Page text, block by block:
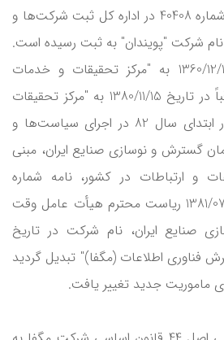
تاریخ 1360/02/09 تحت شماره 40408 در اداره کل ثبت شرکت‌ها و
شرکت "پویندان" به ثبت رسیده ‌است.
نام شرکت در تاریخ 1360/12/15 به "مرکز تحقیقات و خدمات
خودکفایی ‌ایران" و متعاقباً در تاریخ 1380/11/15 به "مرکز تحقیقات
‌گسترش" تغییر یافت. در ابتدای سال 82 در اجرای سیاست‌ها و
گسترش و نوسازی صنایع ایران، مبنی
و ارتباطات در کشور، نامه شماره
133495/81 به تاریخ 1381/07/29 ریاست محترم هیأت عامل وقت
صنایع ایران، نام شرکت در تاریخ
گسترش فناوری ‌اطلاعات (مگفا)" تبدیل گردید
ماموریت جدید تغییر یافت.